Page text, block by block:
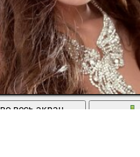
во весь экран